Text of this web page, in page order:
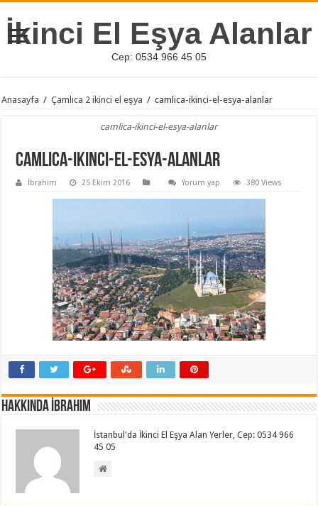
İkinci El Eşya Alanlar
Cep: 0534 966 45 05
Anasayfa / Çamlıca 2 ikinci el eşya / camlica-ikinci-el-esya-alanlar
camlica-ikinci-el-esya-alanlar
camlica-ikinci-el-esya-alanlar
İbrahim 25 Ekim 2016 Yorum yap 380 Views
Hakkında İbrahim
İstanbul'da İkinci El Eşya Alan Yerler, Cep: 0534 966
45 05